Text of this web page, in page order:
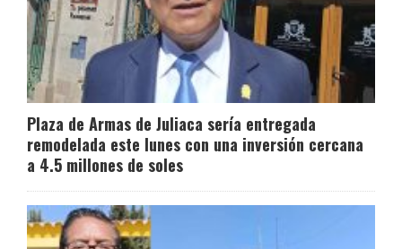
Plaza de Armas de Juliaca sería entregada
remodelada este lunes con una inversión cercana
a 4.5 millones de soles